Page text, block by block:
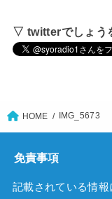
▽ twitterでしょう
HOME IMG_5673
免責事項
記載されている情